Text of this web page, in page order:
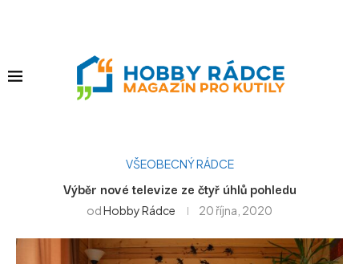
VŠEOBECNÝ RÁDCE
Výběr nové televize ze čtyř úhlů pohledu
odHobby Rádce 20 října, 2020